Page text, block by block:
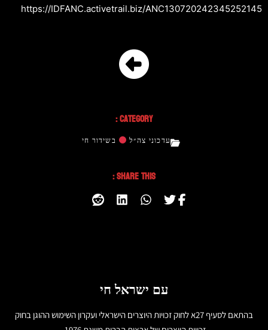
https://IDFANC.activetrail.biz/ANC130720242345252145
Category :
עדכוני צה״ל בשידור חי
Share This :
עם ישראל חי
בהתאם לסעיף 27א לחוק זכויות היוצרים הישראלי ועקרון השימוש ההוגן בחוק